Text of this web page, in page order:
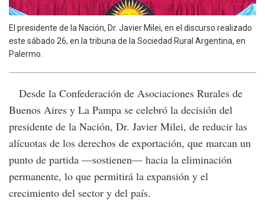
El presidente de la Nación, Dr. Javier Milei, en el discurso realizado
este sábado 26, en la tribuna de la Sociedad Rural Argentina, en
Palermo.
Desde la Confederación de Asociaciones Rurales de
Buenos Aires y La Pampa se celebró la decisión del
presidente de la Nación, Dr. Javier Milei, de reducir las
alícuotas de los derechos de exportación, que marcan un
punto de partida —sostienen— hacia la eliminación
permanente, lo que permitirá la expansión y el
crecimiento del sector y del país.